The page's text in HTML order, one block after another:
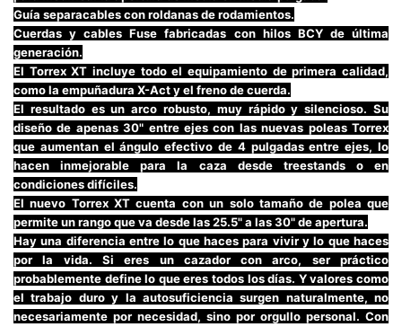
Guía separacables con roldanas de rodamientos.
Cuerdas y cables Fuse fabricadas con hilos BCY de última
generación.
El Torrex XT incluye todo el equipamiento de primera calidad,
como la empuñadura X-Act y el freno de cuerda.
El resultado es un arco robusto, muy rápido y silencioso. Su
diseño de apenas 30" entre ejes con las nuevas poleas Torrex
que aumentan el ángulo efectivo de 4 pulgadas entre ejes, lo
hacen inmejorable para la caza desde treestands o en
condiciones difíciles.
El nuevo Torrex XT cuenta con un solo tamaño de polea que
permite un rango que va desde las 25.5" a las 30" de apertura.
Hay una diferencia entre lo que haces para vivir y lo que haces
por la vida. Si eres un cazador con arco, ser práctico
probablemente define lo que eres todos los días. Y valores como
el trabajo duro y la autosuficiencia surgen naturalmente, no
necesariamente por necesidad, sino por orgullo personal. Con